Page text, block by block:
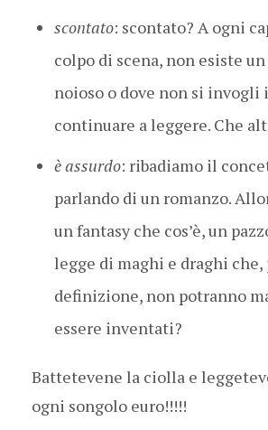
scontato: scontato? A ogni
colpo di scena, non esiste
noioso o dove non si
continuare a leggere. Che
è assurdo: ribadiamo il
parlando di un romanzo.
un fantasy che cos’è, un
legge di maghi e draghi che,
definizione, non potranno
essere inventati?
Battetevene la ciolla e
ogni songolo euro!!!!!